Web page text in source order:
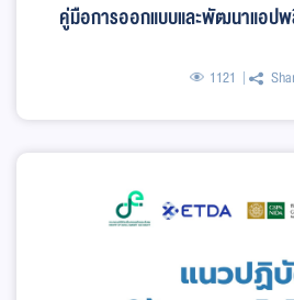
คู่มือการออกแบบและพัฒนาแอป
1121